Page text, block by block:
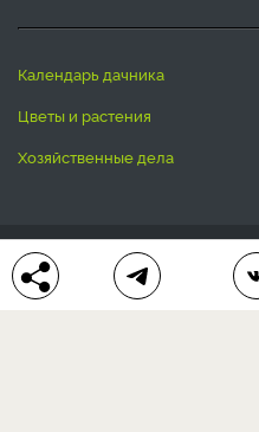
календарь дачника
цветы и растения
хозяйственные дела
® Антонов сад 2015-2026
Политика конфиденциальности